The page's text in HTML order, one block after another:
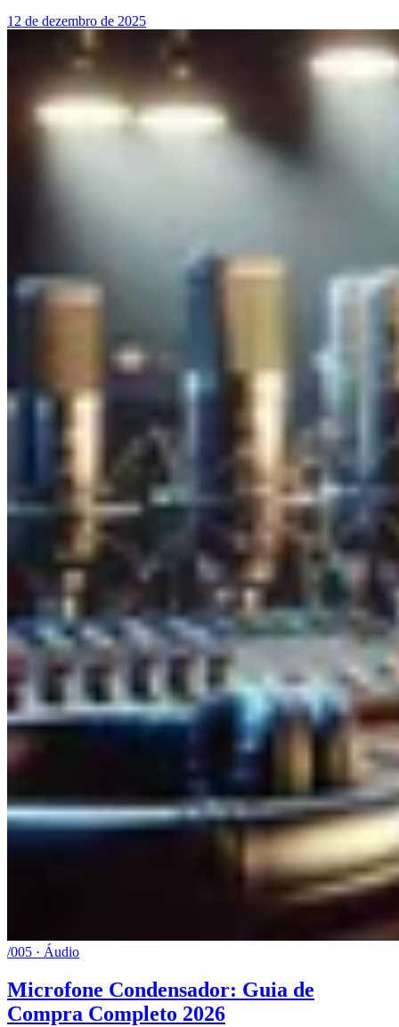
12 de dezembro de 2025
/005 · Áudio
Microfone Condensador: Guia de
Compra Completo 2026